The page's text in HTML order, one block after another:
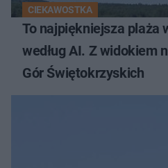
CIEKAWOSTKA
To najpiękniejsza plaża
według AI. Z widokiem
Gór Świętokrzyskich